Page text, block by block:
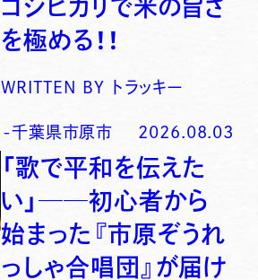
コシヒカリで米の旨さ
を極める！！
WRITTEN BY トラッキー
-千葉県市原市 2026.08.03
「歌で平和を伝えた
い」──初心者から
始まった『市原ぞうれ
っしゃ合唱団』が届け